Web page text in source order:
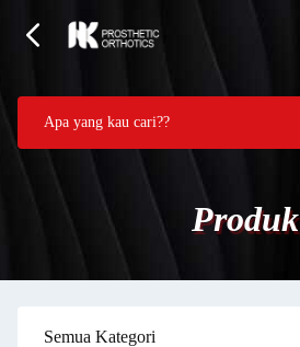
Produk
Semua Kategori